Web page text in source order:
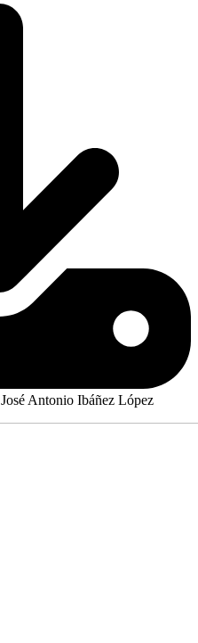
Antonio Ibáñez López